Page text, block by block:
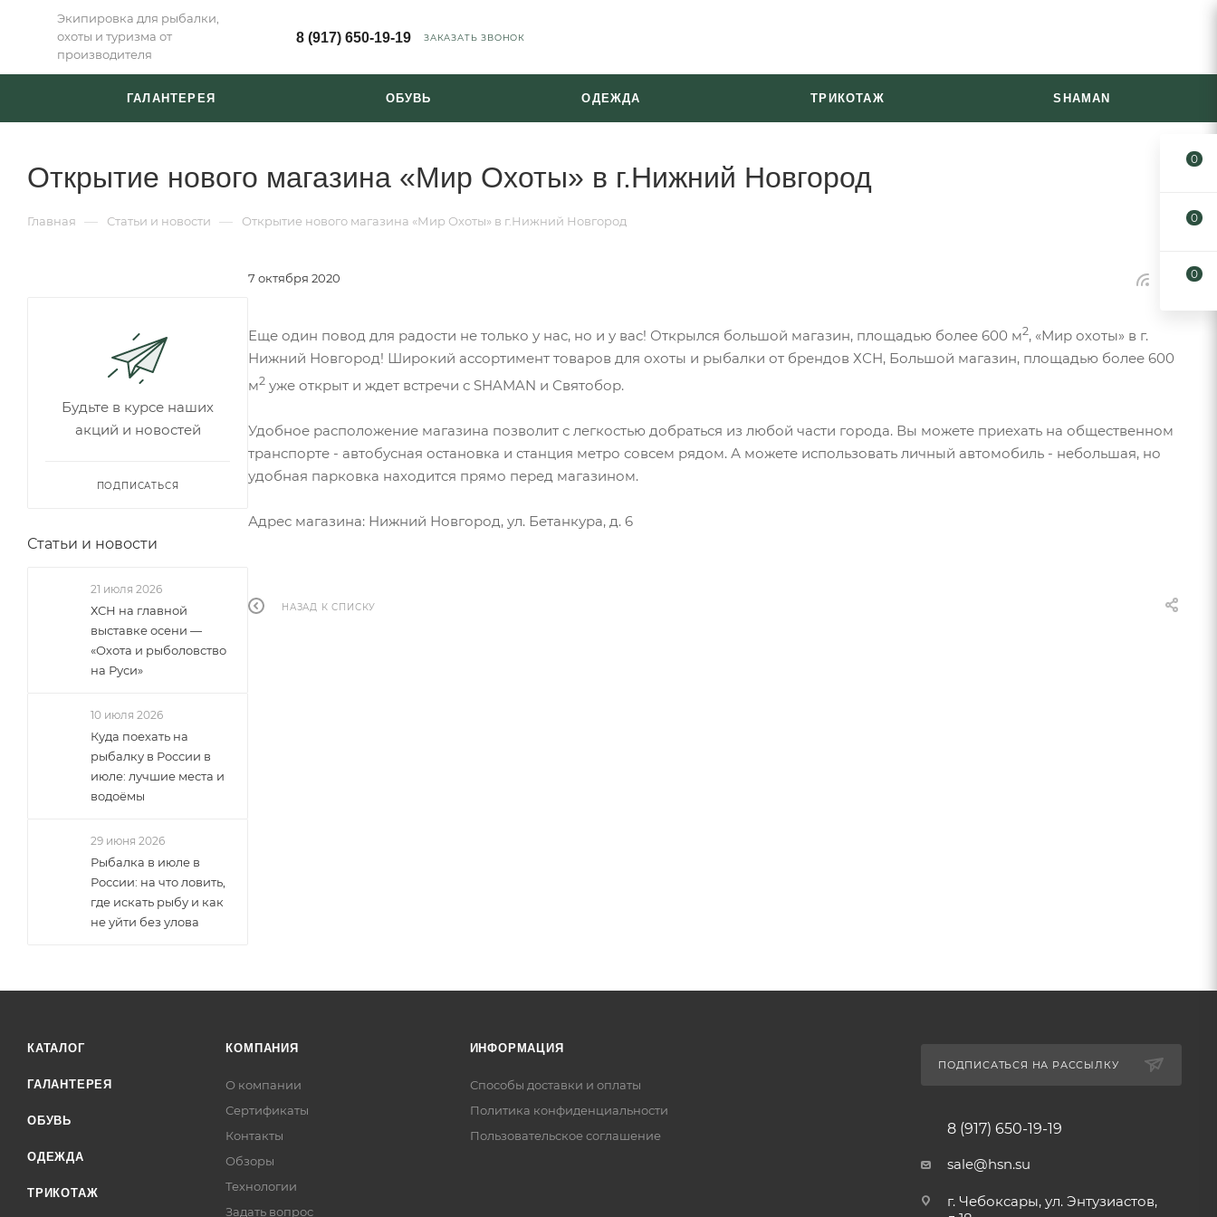
Экипировка для рыбалки,
охоты и туризма от
производителя
8 (917) 650-19-19 ЗАКАЗАТЬ ЗВОНОК
ГАЛАНТЕРЕЯ ОБУВЬ ОДЕЖДА ТРИКОТАЖ SHAMAN
Открытие нового магазина «Мир Охоты» в г.Нижний Новгород
Главная — Статьи и новости — Открытие нового магазина «Мир Охоты» в г.Нижний Новгород
7 октября 2020
Еще один повод для радости не только у нас, но и у вас! Открылся большой магазин, площадью более 600 м2, «Мир охоты» в г.
Нижний Новгород! Широкий ассортимент товаров для охоты и рыбалки от брендов ХСН, Большой магазин, площадью более 600
м2 уже открыт и ждет встречи с SHAMAN и Святобор.
Удобное расположение магазина позволит с легкостью добраться из любой части города. Вы можете приехать на общественном
транспорте - автобусная остановка и станция метро совсем рядом. А можете использовать личный автомобиль - небольшая, но
удобная парковка находится прямо перед магазином.
Адрес магазина: Нижний Новгород, ул. Бетанкура, д. 6
НАЗАД К СПИСКУ
Будьте в курсе наших
акций и новостей
ПОДПИСАТЬСЯ
Статьи и новости
21 июля 2026
ХСН на главной
выставке осени —
«Охота и рыболовство
на Руси»
10 июля 2026
Куда поехать на
рыбалку в России в
июле: лучшие места и
водоёмы
29 июня 2026
Рыбалка в июле в
России: на что ловить,
где искать рыбу и как
не уйти без улова
КАТАЛОГ
ГАЛАНТЕРЕЯ
ОБУВЬ
ОДЕЖДА
ТРИКОТАЖ
КОМПАНИЯ
О компании
Сертификаты
Контакты
Обзоры
Технологии
Задать вопрос
ИНФОРМАЦИЯ
Способы доставки и оплаты
Политика конфиденциальности
Пользовательское соглашение
ПОДПИСАТЬСЯ НА РАССЫЛКУ
8 (917) 650-19-19
sale@hsn.su
г. Чебоксары, ул. Энтузиастов,
0
0
0